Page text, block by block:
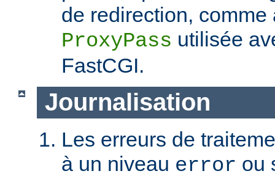
de redirection,
ProxyPass utilisée
FastCGI.
Journalisation
Les erreurs de
à un niveau error ou